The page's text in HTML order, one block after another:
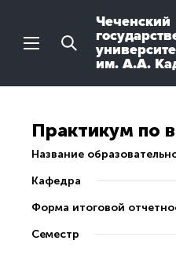
Чеченский
им. А.А.
Практикум по
Название
Кафедра
Форма итоговой
Семестр